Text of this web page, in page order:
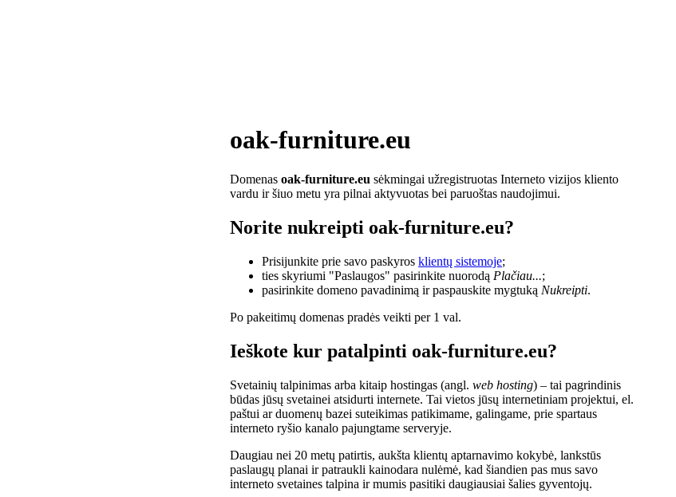
oak-furniture.eu
Domenas oak-furniture.eu sėkmingai užregistruotas Interneto vizijos kliento
vardu ir šiuo metu yra pilnai aktyvuotas bei paruoštas naudojimui.
Norite nukreipti oak-furniture.eu?
Prisijunkite prie savo paskyros klientų sistemoje;
ties skyriumi "Paslaugos" pasirinkite nuorodą Plačiau...;
pasirinkite domeno pavadinimą ir paspauskite mygtuką Nukreipti.
Po pakeitimų domenas pradės veikti per 1 val.
Ieškote kur patalpinti oak-furniture.eu?
Svetainių talpinimas arba kitaip hostingas (angl. web hosting) – tai pagrindinis
būdas jūsų svetainei atsidurti internete. Tai vietos jūsų internetiniam projektui, el.
paštui ar duomenų bazei suteikimas patikimame, galingame, prie spartaus
interneto ryšio kanalo pajungtame serveryje.
Daugiau nei 20 metų patirtis, aukšta klientų aptarnavimo kokybė, lankstūs
paslaugų planai ir patraukli kainodara nulėmė, kad šiandien pas mus savo
interneto svetaines talpina ir mumis pasitiki daugiausiai šalies gyventojų.